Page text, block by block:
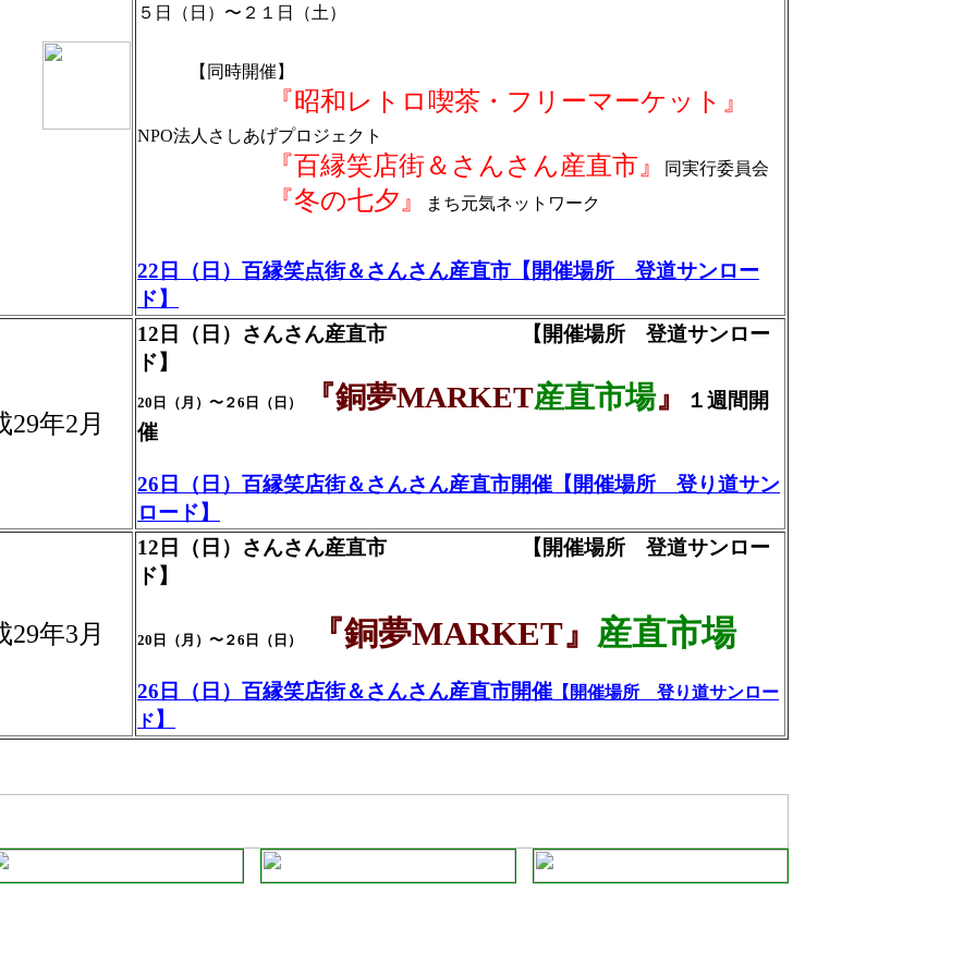
５日（日）〜２１日（土）
【同時開催】
『昭和レトロ喫茶・フリーマーケット』
NPO法人さしあげプロジェクト
『百縁笑店街＆さんさん産直市』 同実行委員会
『冬の七夕』 まち元気ネットワーク
22日（日）百縁笑点街＆さんさん産直市【開催場所 登道サンロー
ド】
29年2月
12日（日）さんさん産直市 【開催場所 登道サンロー
ド】
20日（月）〜２6日（日） 『銅夢MARKET産直市場』
１週間開
催
26日（日）百縁笑店街＆さんさん産直市開催【開催場所 登り道サン
ロード】
29年3月
12日（日）さんさん産直市 【開催場所 登道サンロー
ド】
20日（月）〜２6日（日） 『銅夢MARKET』 産直市場
26日（日）百縁笑店街＆さんさん産直市開催 【開催場所 登り道サンロー
ド 】